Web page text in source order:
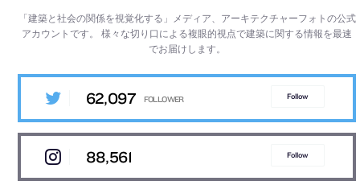
「建築と社会の関係を視覚化する」メディア、アーキテクチャーフォトの公式
アカウントです。様々な切り口による複眼的視点で建築に関する情報を最速
でお届けします。
62,097 Follow
88,561 Follow